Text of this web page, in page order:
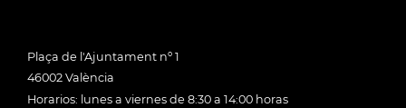
Plaça de l'Ajuntament nº 1
46002 València
Horarios: lunes a viernes de 8:30 a 14:00 horas